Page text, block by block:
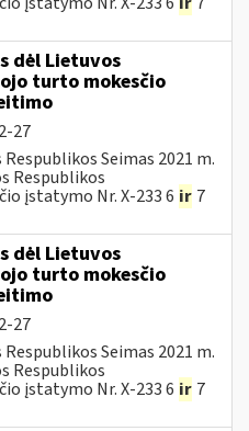
dėl Lietuvos
turto mokesčio
27
Seimas 2021 m.
Respublikos
įstatymo Nr. X-233 6 ir 7
dėl Lietuvos
turto mokesčio
27
Seimas 2021 m.
Respublikos
įstatymo Nr. X-233 6 ir 7